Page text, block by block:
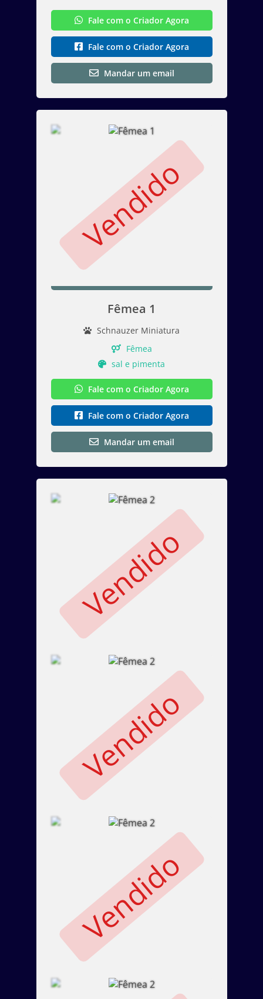
Fale com o Criador Agora
Fale com o Criador Agora
Mandar um email
Vendido
Fêmea 1
Schnauzer Miniatura
Fêmea
sal e pimenta
Fale com o Criador Agora
Fale com o Criador Agora
Mandar um email
Vendido
Vendido
Vendido